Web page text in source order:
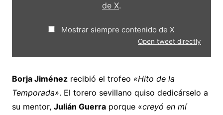
de X.
Mostrar siempre contenido de X
Open tweet directly
Borja Jiménezrecibió el trofeo «Hito de la
Temporada». El torero sevillano quiso dedicárselo a
su mentor, Julián Guerraporque «creyó en mí